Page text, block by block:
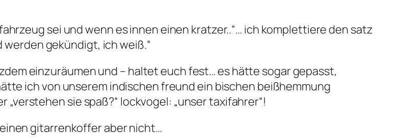
sei und wenn es innen einen kratzer..“… ich komplettiere den satz
gekündigt, ich weiß.“
einzuräumen und – haltet euch fest… es hätte sogar gepasst,
ich von unserem indischen freund ein bischen beißhemmung
sie spaß?“ lockvogel: „unser taxifahrer“!
gitarrenkoffer aber nicht…